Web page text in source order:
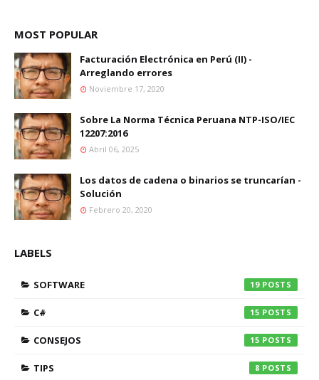
MOST POPULAR
Facturación Electrónica en Perú (II) -
Arreglando errores
Noviembre 17, 2020
Sobre La Norma Técnica Peruana NTP-ISO/IEC
12207:2016
Abril 06, 2025
Los datos de cadena o binarios se truncarían -
Solución
Febrero 20, 2020
LABELS
SOFTWARE 19
C# 15
CONSEJOS 15
TIPS 8